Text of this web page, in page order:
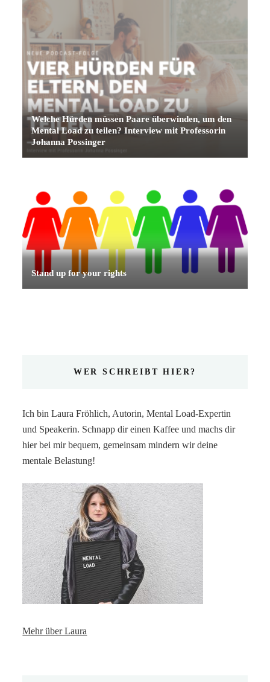
Welche Hürden müssen Paare überwinden, um den
Mental Load zu teilen? Interview mit Professorin
Johanna Possinger
Stand up for your rights
WER SCHREIBT HIER?
Ich bin Laura Fröhlich, Autorin, Mental Load-Expertin
und Speakerin. Schnapp dir einen Kaffee und machs dir
hier bei mir bequem, gemeinsam mindern wir deine
mentale Belastung!
Mehr über Laura